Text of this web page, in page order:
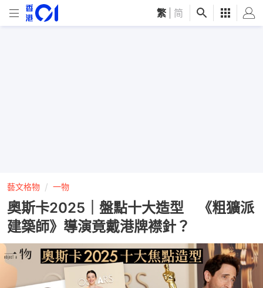
繁 简
藝文格物 一物
奧斯卡2025｜盤點十大造型 《粗獷派
建築師》導演竟戴港牌襟針？